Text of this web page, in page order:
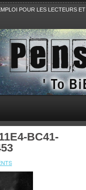
POUR LES LECTEURS
Politique, le Sport,.
BC41-